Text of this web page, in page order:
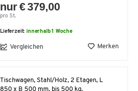
nur € 379,00
pro St.
Lieferzeit:innerhalb 1 Woche
Vergleichen Merken
Tischwagen, Stahl/Holz, 2 Etagen, L
850 x B 500 mm, bis 500 kg,